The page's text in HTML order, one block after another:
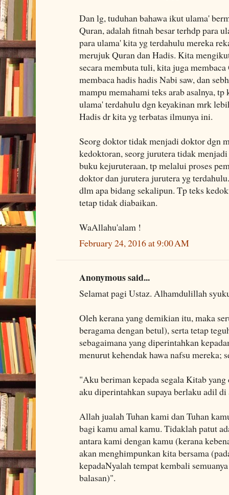
Dan lg, tuduhan bahawa ikut ulama'
Quran, adalah fitnah besar terhdp para
para ulama' kita yg terdahulu mereka
merujuk Quran dan Hadis. Kita
secara membuta tuli, kita juga
membaca hadis hadis Nabi saw, dan
mampu memahami teks arab asalnya,
ulama' terdahulu dgn keyakinan mrk
Hadis dr kita yg terbatas ilmunya ini.
Seorg doktor tidak menjadi doktor dgn
kedoktoran, seorg jurutera tidak
buku kejuruteraan, tp melalui proses
doktor dan jurutera jurutera yg
dlm apa bidang sekalipun. Tp teks
tetap tidak diabaikan.
WaAllahu'alam !
February 24, 2016 at 9:00 AM
Anonymous said...
Selamat pagi Ustaz. Alhamdulillah
Oleh kerana yang demikian itu, maka
beragama dengan betul), serta tetap
sebagaimana yang diperintahkan
menurut kehendak hawa nafsu mereka;
"Aku beriman kepada segala Kitab
aku diperintahkan supaya berlaku adil di
Allah jualah Tuhan kami dan Tuhan
bagi kamu amal kamu. Tidaklah patut
antara kami dengan kamu (kerana
akan menghimpunkan kita bersama
kepadaNyalah tempat kembali
balasan)".